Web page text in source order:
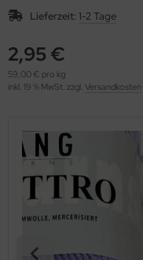
Lieferzeit: 1-2 Tage
2,95 €
59,00 € pro kg
inkl. 19 % MwSt. zzgl. Versandkosten
(276)